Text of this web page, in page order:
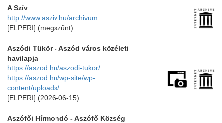
A Szív
http://www.asziv.hu/archivum
[ELPERI] (megszűnt)
Aszódi Tükör - Aszód város közéleti
havilapja
https://aszod.hu/aszodi-tukor/
https://aszod.hu/wp-site/wp-
content/uploads/
[ELPERI] (2026-06-15)
Aszófői Hírmondó - Aszófő Község